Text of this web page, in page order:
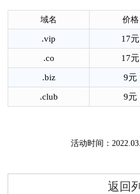
域名 价格
.vip 17元
.co 17元
.biz 9元
.club 9元
活动时间：
返回